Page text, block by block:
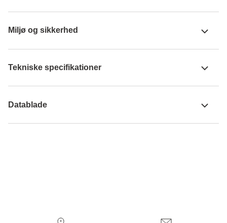
Miljø og sikkerhed
Tekniske specifikationer
Datablade